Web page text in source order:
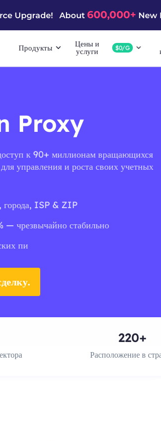
Продукты Цены и
услуги $0/G
Proxy
к 90+ миллионам вращающихся
управления и роста своих учетных
города, ISP & ZIP
— чрезвычайно стабильно
пи
220+
Расположение в